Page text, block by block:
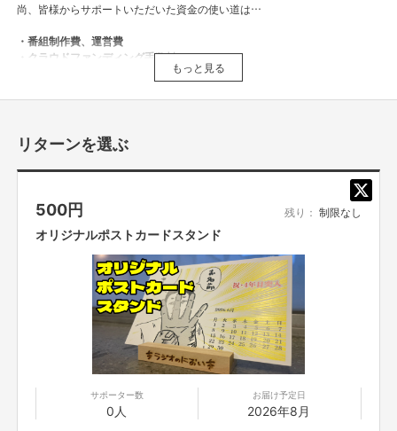
尚、皆様からサポートいただいた資金の使い道は…
・番組制作費、運営費
・クラウドファンディング手数料
と全てをこのラジオに充てさせていただきます。
【オンラインのリターンについてのご注意事項】
■オンライン会議ツールで参加者全員を同時につなぎ、それぞれリモートで
ご参加いただきます。直接お会いすることはできませんので、ご了承くださ
い。
■コミュニケーションには「Zoom」を使用させていただきます。Zoomを使
■参加方法は支援者の方に、リターン実施日の前日までに案内を、個別にお
送りいたします。お知らせした時間を厳守して下さい。遅れると参加できな
■コンプライアンスの観点から録画させていただいております。あらかじめ
ご了承ください。お客様の映像に関しては、他の目的での使用は致しませ
■参加者の配信中の録画撮影、録音、また、SNS等に詳細な配信内容を投稿
することは禁止です。
■不適切と考えられる言動があった場合、強制的に退出をお願いする場合が
もっと見る
リターンを選ぶ
500円 残り： 制限なし
オリジナルポストカードスタンド
サポーター数
0人
お届け予定日
2026年8月